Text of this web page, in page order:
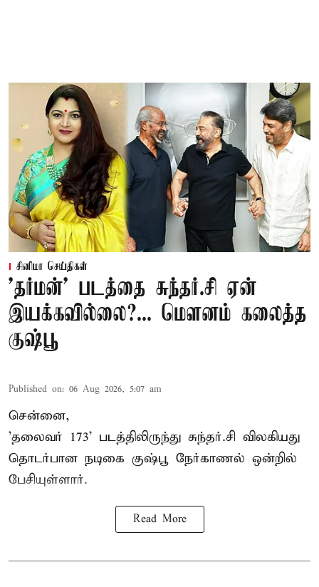
சினிமா செய்திகள்
'தர்மன்' படத்தை சுந்தர்.சி ஏன்
இயக்கவில்லை?... மௌனம் கலைத்த
குஷ்பூ
Published on: 06 Aug 2026, 5:07 am
சென்னை,
'தலைவர் 173' படத்திலிருந்து சுந்தர்.சி விலகியது
தொடர்பான நடிகை குஷ்பூ நேர்காணல் ஒன்றில்
பேசியுள்ளார்.
Read More